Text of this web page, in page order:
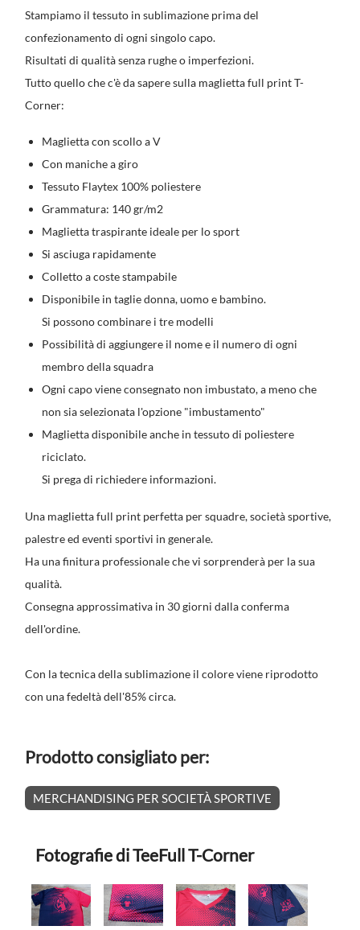
Stampiamo il tessuto in sublimazione prima del
confezionamento di ogni singolo capo.
Risultati di qualità senza rughe o imperfezioni.
Tutto quello che c'è da sapere sulla maglietta full print T-
Corner:
Maglietta con scollo a V
Con maniche a giro
Tessuto Flaytex 100% poliestere
Grammatura: 140 gr/m2
Maglietta traspirante ideale per lo sport
Si asciuga rapidamente
Colletto a coste stampabile
Disponibile in taglie donna, uomo e bambino.
Si possono combinare i tre modelli
Possibilità di aggiungere il nome e il numero di ogni
membro della squadra
Ogni capo viene consegnato non imbustato, a meno che
non sia selezionata l'opzione "imbustamento"
Maglietta disponibile anche in tessuto di poliestere
riciclato.
Si prega di richiedere informazioni.
Una maglietta full print perfetta per squadre, società sportive,
palestre ed eventi sportivi in generale.
Ha una finitura professionale che vi sorprenderà per la sua
qualità.
Consegna approssimativa in 30 giorni dalla conferma
dell'ordine.
Con la tecnica della sublimazione il colore viene riprodotto
con una fedeltà dell'85% circa.
Prodotto consigliato per:
MERCHANDISING PER SOCIETÀ SPORTIVE
Fotografie di TeeFull T-Corner